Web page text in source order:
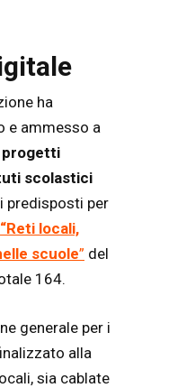
ha
e ammesso a
scolastici
predisposti per
“Reti locali,
scuole” del
164.
generale per i
alla
sia cablate